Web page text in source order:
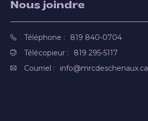
Nous joindre
Téléphone :
819 840-0704
Télécopieur :
819 295-5117
Courriel :
info@mrcdeschenaux.ca